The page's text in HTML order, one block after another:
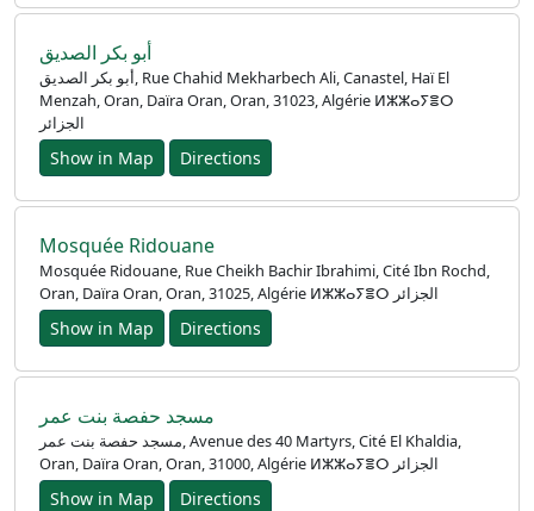
أبو بكر الصديق
أبو بكر الصديق, Rue Chahid Mekharbech Ali, Canastel, Haï El
Menzah, Oran, Daïra Oran, Oran, 31023, Algérie ⵍⵣⵣⴰⵢⴻⵔ
الجزائر
Show in Map Directions
Mosquée Ridouane
Mosquée Ridouane, Rue Cheikh Bachir Ibrahimi, Cité Ibn Rochd,
Oran, Daïra Oran, Oran, 31025, Algérie ⵍⵣⵣⴰⵢⴻⵔ الجزائر
Show in Map Directions
مسجد حفصة بنت عمر
مسجد حفصة بنت عمر, Avenue des 40 Martyrs, Cité El Khaldia,
Oran, Daïra Oran, Oran, 31000, Algérie ⵍⵣⵣⴰⵢⴻⵔ الجزائر
Show in Map Directions